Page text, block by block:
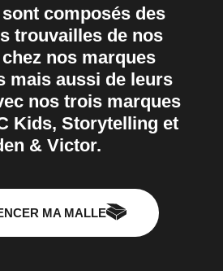
composés des
trouvailles de nos
nos marques
mais aussi de leurs
nos trois marques
Kids, Storytelling et
& Victor.
MA MALLE